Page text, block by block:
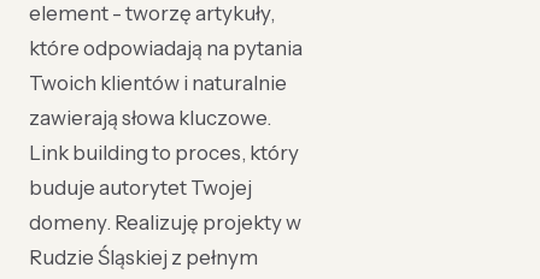
element - tworzę artykuły,
które odpowiadają na pytania
Twoich klientów i naturalnie
zawierają słowa kluczowe.
Link building to proces, który
buduje autorytet Twojej
domeny. Realizuję projekty w
Rudzie Śląskiej z pełnym